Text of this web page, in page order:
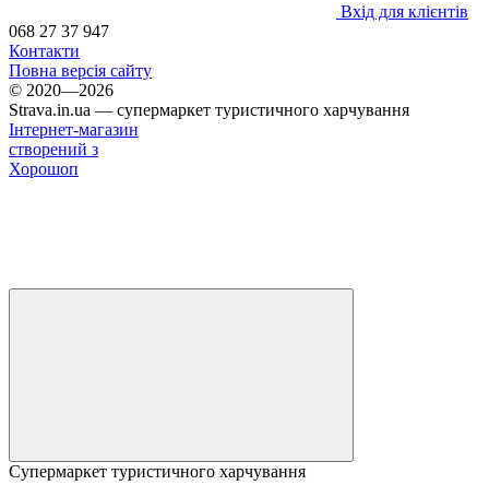
Вхід для клієнтів
068 27 37 947
Контакти
Повна версія сайту
© 2020—2026
Strava.in.ua — супермаркет туристичного харчування
Інтернет-магазин
створений з
Хорошоп
Супермаркет туристичного харчування